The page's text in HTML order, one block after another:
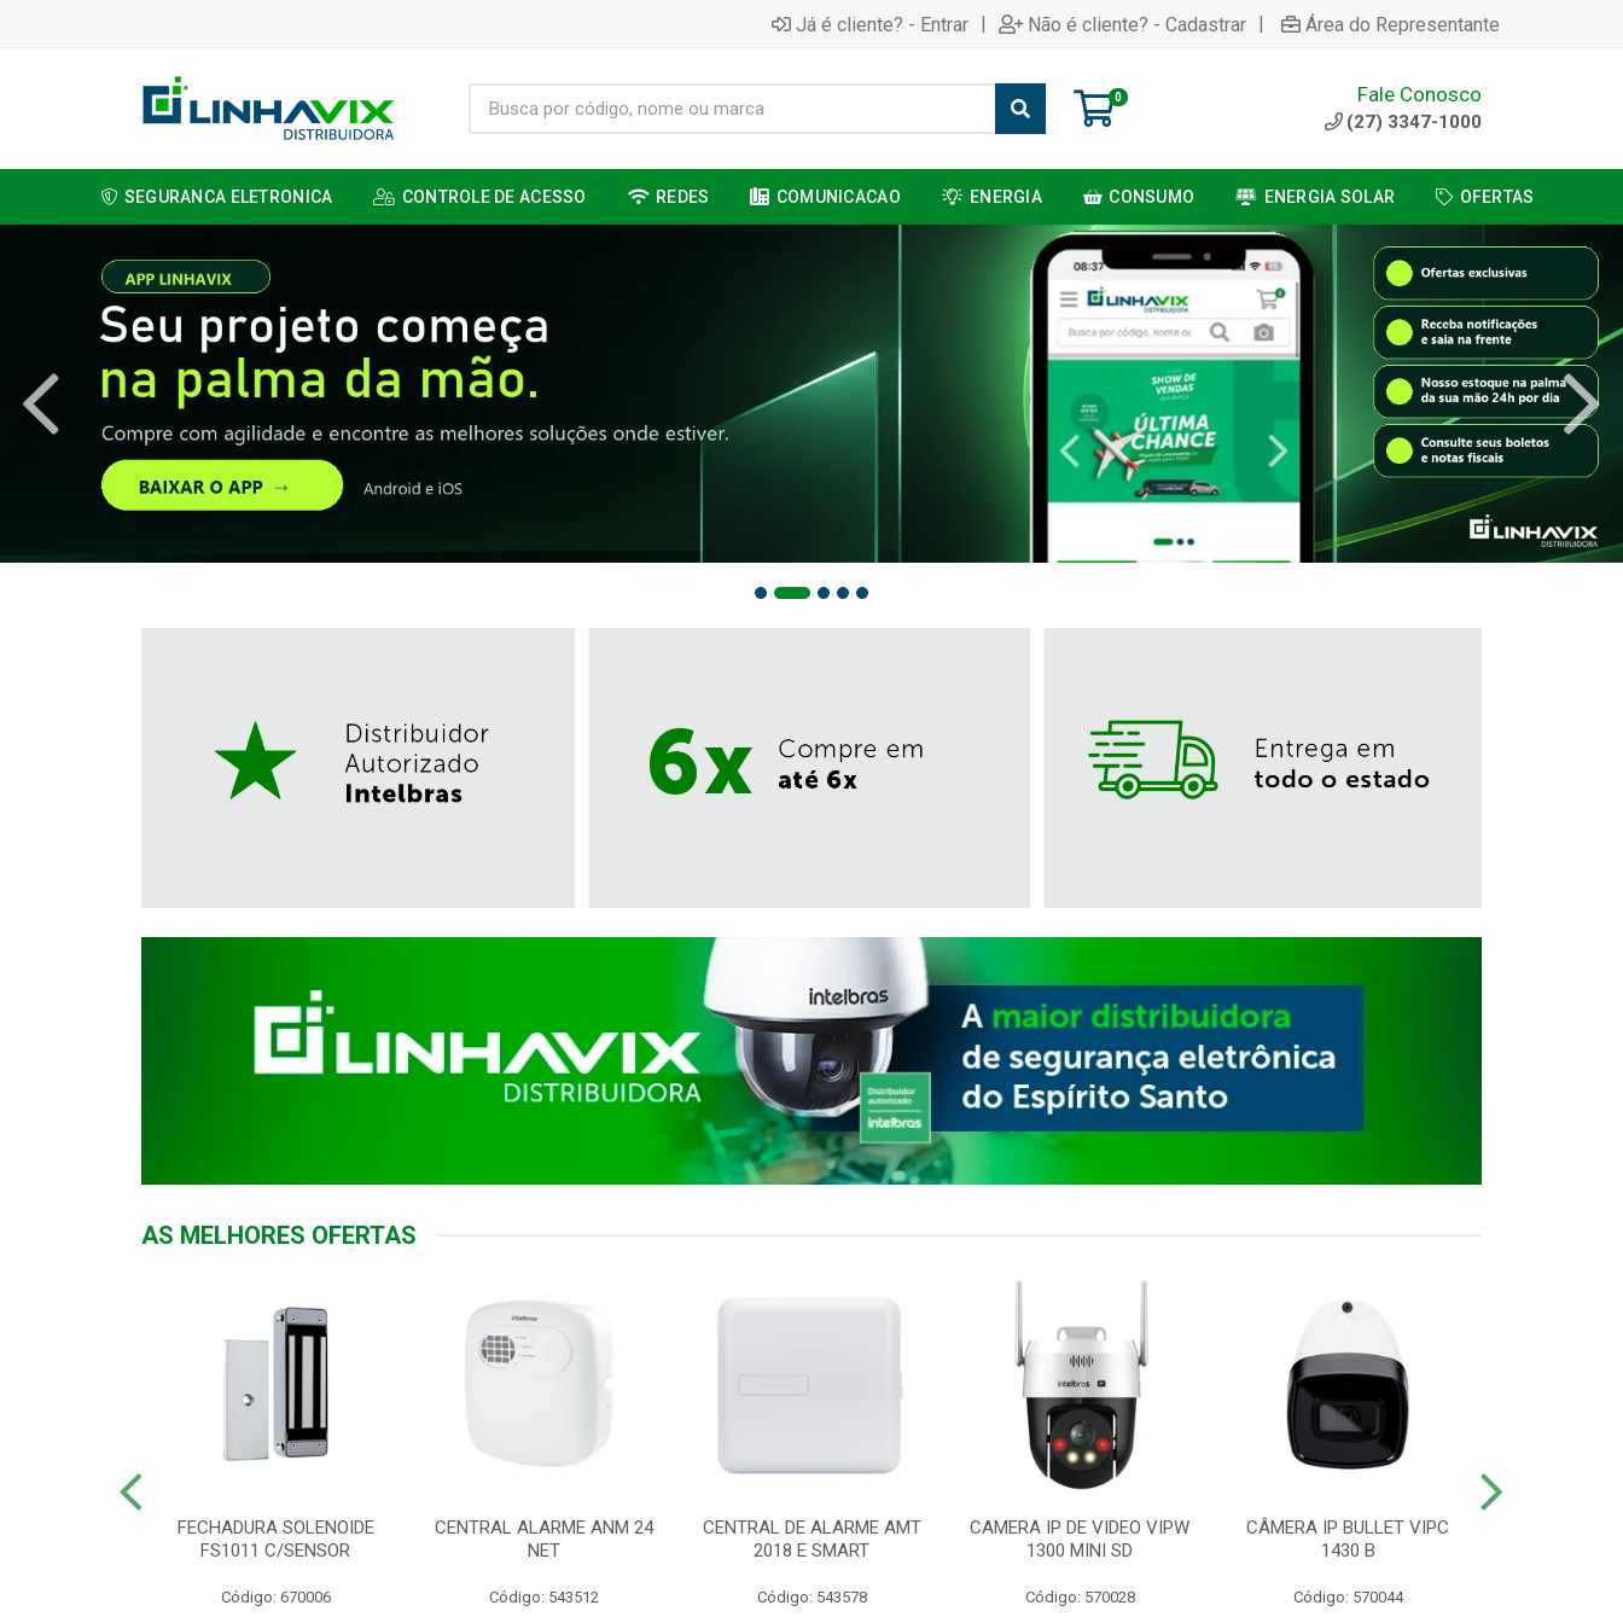
Já é cliente? - Entrar | Não é cliente? - Cadastrar | Área do Representante
0 Fale Conosco
(27) 3347-1000
SEGURANCA ELETRONICA CONTROLE DE ACESSO REDES COMUNICACAO ENERGIA CONSUMO ENERGIA SOLAR OFERTAS
AS MELHORES OFERTAS
FECHADURA SOLENOIDE
FS1011 C/SENSOR
Código: 670006
CENTRAL ALARME ANM 24
NET
Código: 543512
CENTRAL DE ALARME AMT
2018 E SMART
Código: 543578
CAMERA IP DE VIDEO VIPW
1300 MINI SD
Código: 570028
CÂMERA IP BULLET VIPC
1430 B
Código: 570044